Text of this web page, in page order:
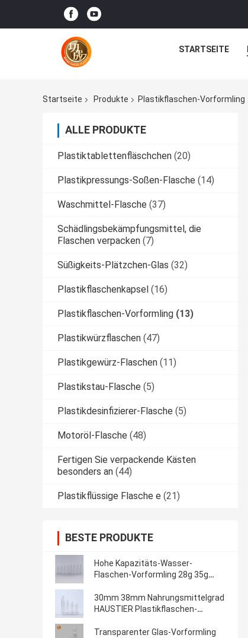
STARTSEITE
Startseite Produkte Plastikflaschen-Vorformling
ALLE PRODUKTE
Plastiktablettenfläschchen (20)
Plastikpressungs-Soßen-Flasche (14)
Waschmittel-Flasche (37)
Schädlingsbekämpfungsmittel, die
Flaschen verpacken (7)
Süßigkeits-Plätzchen-Glas (32)
Plastikflaschenkapsel (16)
Plastikflaschen-Vorformling (13)
Plastikwürzflaschen (47)
Plastikgewürz-Flaschen (11)
Plastikstau-Flasche (5)
Plastikdesinfizierer-Flasche (5)
Motoröl-Flasche (48)
Fertigen Sie verpackende Kästen
besonders an (44)
Plastikflüssige Flasche e (21)
BESTE PRODUKTE
Hohe Kapazitäts-Wasser-
Flaschen-Vorformling 28g 35g
30mm 38mm Nahrungsmittelgrad
HAUSTIER Plastikflaschen-
Transparenter Glas-Vorformling